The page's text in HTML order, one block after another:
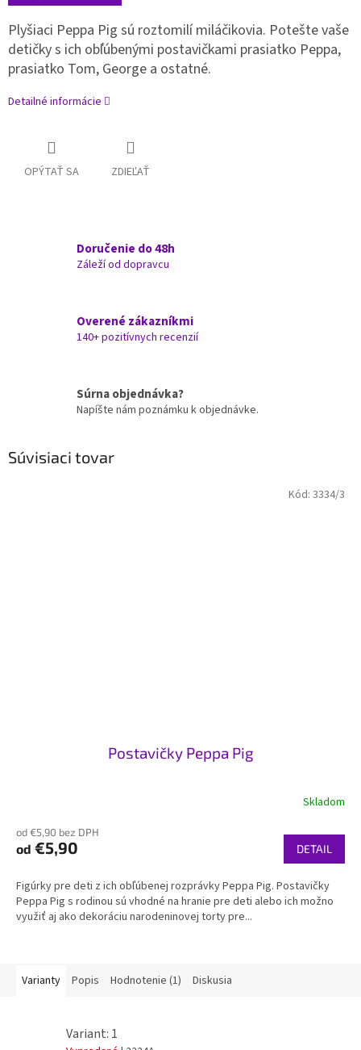
Plyšiaci Peppa Pig sú roztomilí miláčikovia. Potešte vaše
detičky s ich obľúbenými postavičkami prasiatko Peppa,
prasiatko Tom, George a ostatné.
Detailné informácie
OPÝTAŤ SA ZDIEĽAŤ
Doručenie do 48h
Záleží od dopravcu
Overené zákazníkmi
140+ pozitívnych recenzií
Súrna objednávka?
Napíšte nám poznámku k objednávke.
Súvisiaci tovar
Postavičky Peppa Pig
Skladom
od €5,90 bez DPH
od €5,90 DETAIL
Figúrky pre deti z ich obľúbenej rozprávky Peppa Pig. Postavičky
Peppa Pig s rodinou sú vhodné na hranie pre deti alebo ich možno
využiť aj ako dekoráciu narodeninovej torty pre...
Kód: 3334/3
Varianty Popis Hodnotenie (1) Diskusia
Variant: 1